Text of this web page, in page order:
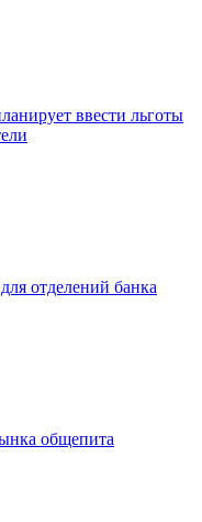
ввести льготы
отделений банка
общепита